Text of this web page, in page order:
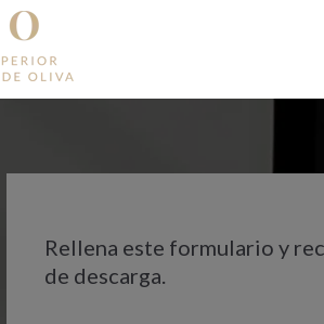
Rellena este formulario y
de descarga.